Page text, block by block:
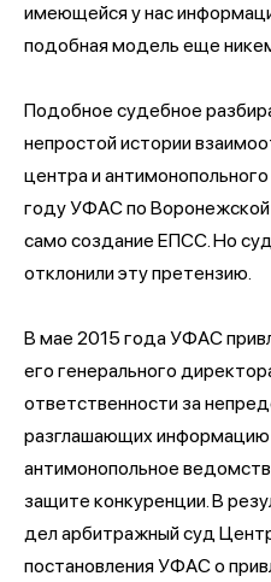
имеющейся у нас
подобная модель еще
Подобное судебное
непростой истории
центра и
году УФАС по Воронежской
само создание ЕПСС. Но
отклонили эту претензию.
В мае 2015 года УФАС
его генерального
ответственности за
разглашающих информацию
антимонопольное
защите конкуренции. В
дел арбитражный суд
постановления УФАС о